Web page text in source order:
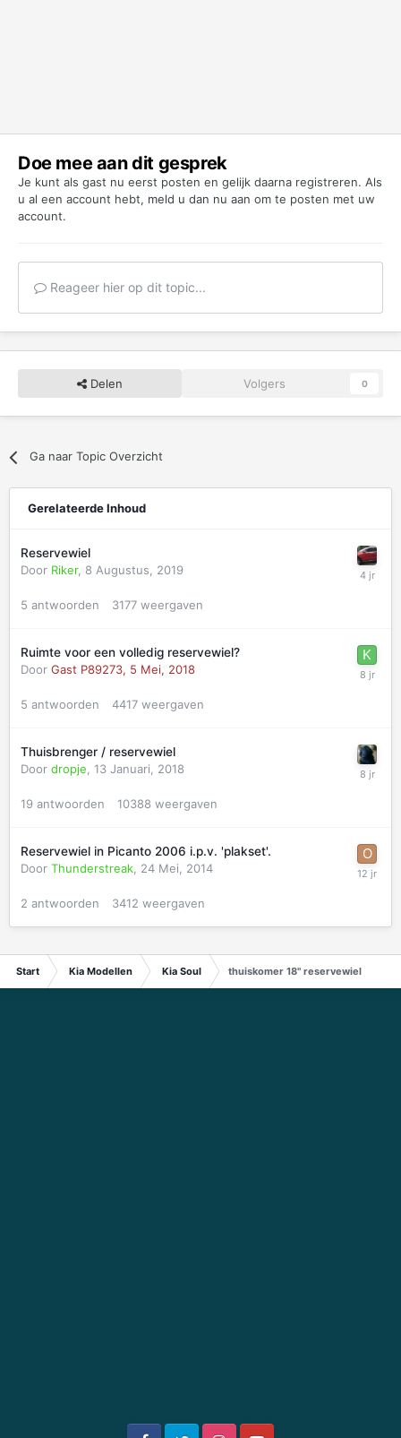
Doe mee aan dit gesprek
Je kunt als gast nu eerst posten en gelijk daarna registreren. Als
u al een account hebt, meld u dan nu aan om te posten met uw
account.
Reageer hier op dit topic...
Delen Volgers 0
Ga naar Topic Overzicht
Gerelateerde Inhoud
Reservewiel
Door Riker, 8 Augustus, 2019
5 antwoorden 3177 weergaven
Ruimte voor een volledig reservewiel?
Door Gast P89273, 5 Mei, 2018
5 antwoorden 4417 weergaven
Thuisbrenger / reservewiel
Door dropje, 13 Januari, 2018
19 antwoorden 10388 weergaven
Reservewiel in Picanto 2006 i.p.v. 'plakset'.
Door Thunderstreak, 24 Mei, 2014
2 antwoorden 3412 weergaven
Start Kia Modellen Kia Soul thuiskomer 18" reservewiel